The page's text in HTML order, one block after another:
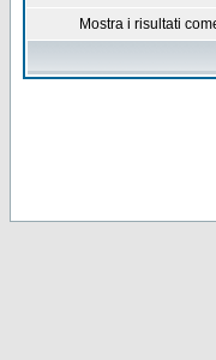
Mostra i risultati